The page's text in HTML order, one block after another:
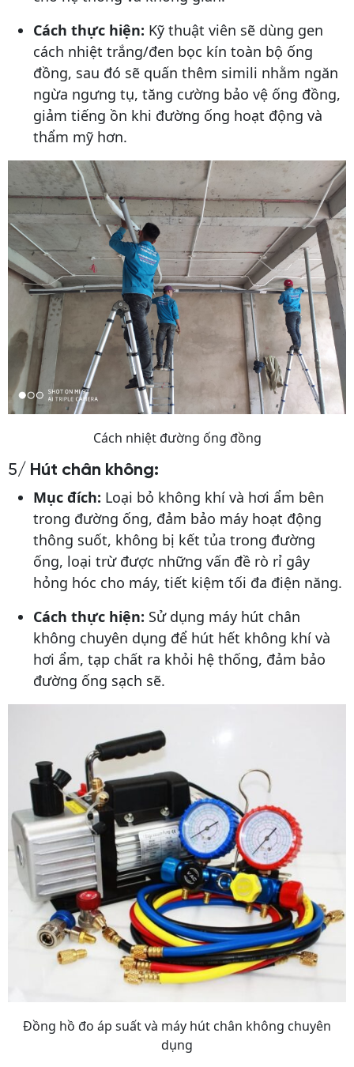
Cách thực hiện: Kỹ thuật viên sẽ dùng gen
cách nhiệt trắng/đen bọc kín toàn bộ ống
đồng, sau đó sẽ quấn thêm simili nhằm ngăn
ngừa ngưng tụ, tăng cường bảo vệ ống đồng,
giảm tiếng ồn khi đường ống hoạt động và
thẩm mỹ hơn.
Cách nhiệt đường ống đồng
5/ Hút chân không:
Mục đích: Loại bỏ không khí và hơi ẩm bên
trong đường ống, đảm bảo máy hoạt động
thông suốt, không bị kết tủa trong đường
ống, loại trừ được những vấn đề rò rỉ gây
hỏng hóc cho máy, tiết kiệm tối đa điện năng.
Cách thực hiện: Sử dụng máy hút chân
không chuyên dụng để hút hết không khí và
hơi ẩm, tạp chất ra khỏi hệ thống, đảm bảo
đường ống sạch sẽ.
Đồng hồ đo áp suất và máy hút chân không chuyên
dụng